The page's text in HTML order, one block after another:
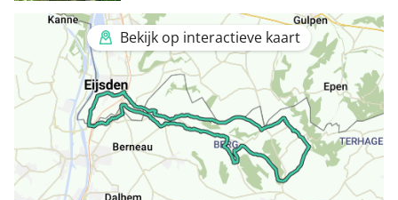
Bekijk op interactieve kaart